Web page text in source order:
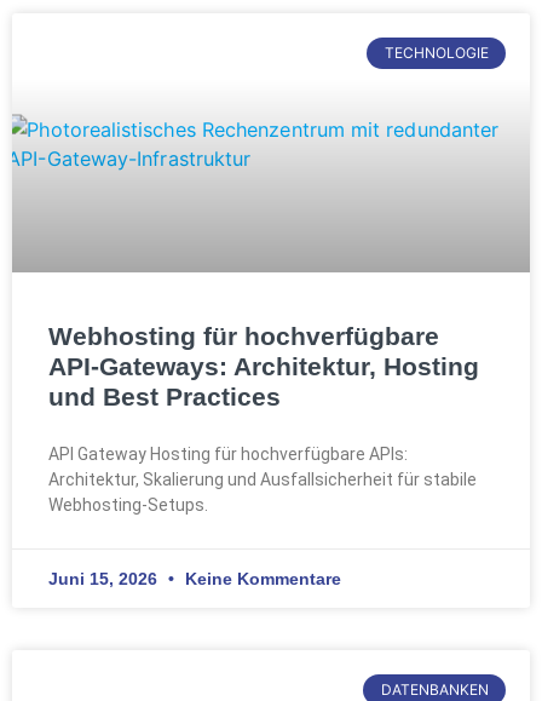
TECHNOLOGIE
Webhosting für hochverfügbare
API-Gateways: Architektur, Hosting
und Best Practices
API Gateway Hosting für hochverfügbare APIs:
Architektur, Skalierung und Ausfallsicherheit für stabile
Webhosting-Setups.
Juni 15, 2026 Keine Kommentare
DATENBANKEN